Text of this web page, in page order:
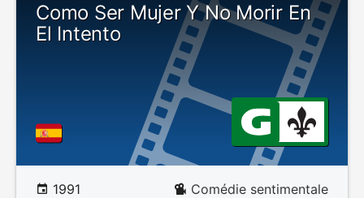
Como Ser Mujer Y No Morir En
El Intento
1991 Comédie sentimentale